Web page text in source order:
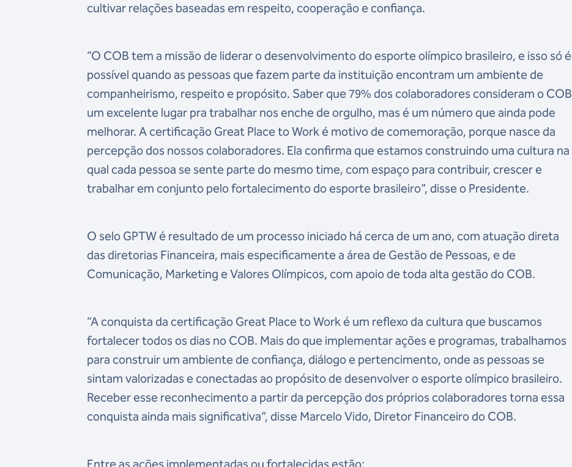
cultivar relações baseadas em respeito, cooperação e confiança.
“O COB tem a missão de liderar o desenvolvimento do esporte olímpico brasileiro, e isso só é
possível quando as pessoas que fazem parte da instituição encontram um ambiente de
companheirismo, respeito e propósito. Saber que 79% dos colaboradores consideram o COB
um excelente lugar pra trabalhar nos enche de orgulho, mas é um número que ainda pode
melhorar. A certificação Great Place to Work é motivo de comemoração, porque nasce da
percepção dos nossos colaboradores. Ela confirma que estamos construindo uma cultura na
qual cada pessoa se sente parte do mesmo time, com espaço para contribuir, crescer e
trabalhar em conjunto pelo fortalecimento do esporte brasileiro”, disse o Presidente.
O selo GPTW é resultado de um processo iniciado há cerca de um ano, com atuação direta
das diretorias Financeira, mais especificamente a área de Gestão de Pessoas, e de
Comunicação, Marketing e Valores Olímpicos, com apoio de toda alta gestão do COB.
“A conquista da certificação Great Place to Work é um reflexo da cultura que buscamos
fortalecer todos os dias no COB. Mais do que implementar ações e programas, trabalhamos
para construir um ambiente de confiança, diálogo e pertencimento, onde as pessoas se
sintam valorizadas e conectadas ao propósito de desenvolver o esporte olímpico brasileiro.
Receber esse reconhecimento a partir da percepção dos próprios colaboradores torna essa
conquista ainda mais significativa”, disse Marcelo Vido, Diretor Financeiro do COB.